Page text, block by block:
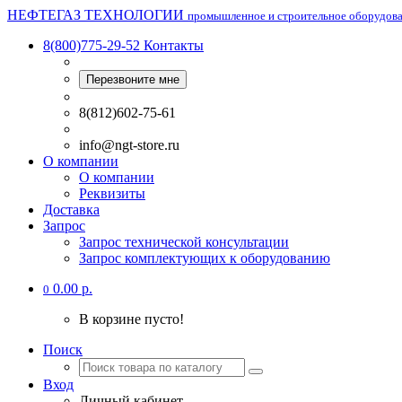
НЕФТЕГАЗ ТЕХНОЛОГИИ промышленное и строительное
8(800)775-29-52 Контакты
Перезвоните мне
8(812)602-75-61
info@ngt-store.ru
О компании
О компании
Реквизиты
Доставка
Запрос
Запрос технической консультации
Запрос комплектующих к оборудованию
0 0.00 р.
В корзине пусто!
Поиск
Вход